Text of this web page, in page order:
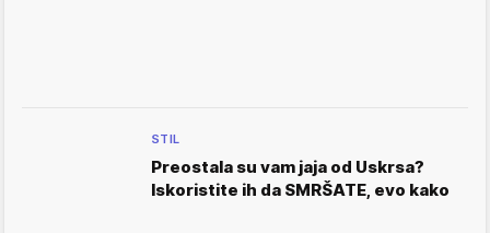
STIL
Preostala su vam jaja od Uskrsa?
Iskoristite ih da SMRŠATE, evo kako